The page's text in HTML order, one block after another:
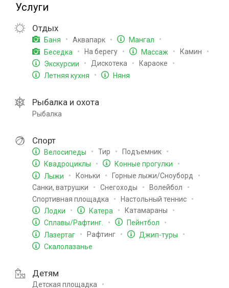
Услуги
Отдых
Баня Аквапарк
Мангал
Беседка
На берегу Массаж
Камин
Экскурсии
Дискотека
Караоке
Летняя кухня
Няня
Рыбалка и охота
Рыбалка
Спорт
Велосипеды Тир
Подъемник
Квадроциклы
Конные прогулки
Лыжи
Коньки
Горные лыжи/Сноуборд
Санки, ватрушки
Снегоходы
Волейбол
Спортивная площадка
Настольный теннис
Лодки
Катера
Катамараны
Сплавы/Рафтинг.
Пейнтбол
Лазертаг
Рафтинг
Джип-туры
Скалолазанье
Детям
Детская площадка